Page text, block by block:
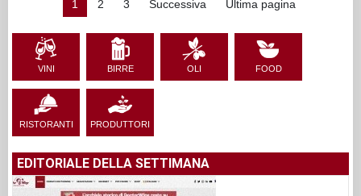
1 2 3 Successiva Ultima pagina
VINI BIRRE OLI FOOD
RISTORANTI PRODUTTORI
EDITORIALE DELLA SETTIMANA